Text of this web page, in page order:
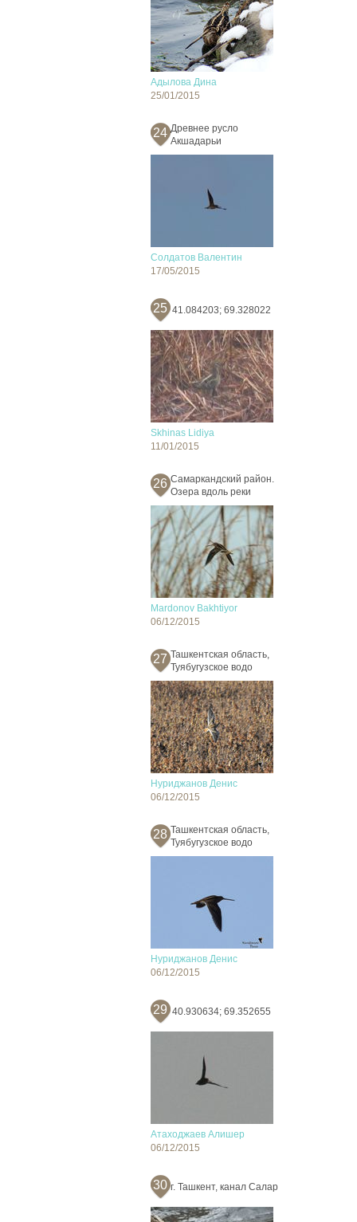
Адылова Дина
25/01/2015
24 Древнее русло
Акшадарьи
Солдатов Валентин
17/05/2015
25 41.084203; 69.328022
Skhinas Lidiya
11/01/2015
26 Самаркандский район.
Озера вдоль реки
Mardonov Bakhtiyor
06/12/2015
27 Ташкентская область,
Туябугузское водо
Нуриджанов Денис
06/12/2015
28 Ташкентская область,
Туябугузское водо
Нуриджанов Денис
06/12/2015
29 40.930634; 69.352655
Атаходжаев Алишер
06/12/2015
30 г. Ташкент, канал Салар